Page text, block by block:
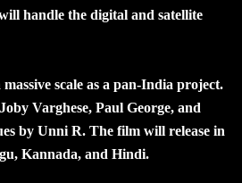
handle the digital and satellite
scale as a pan-India project.
Varghese, Paul George, and
by Unni R. The film will release in
Kannada, and Hindi.